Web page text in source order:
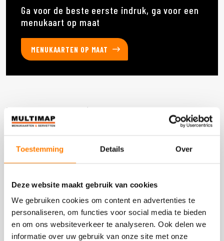
Toestemming Details Over
Deze website maakt gebruik van cookies
We gebruiken cookies om content en advertenties te
personaliseren, om functies voor social media te bieden
en om ons websiteverkeer te analyseren. Ook delen we
informatie over uw gebruik van onze site met onze
Ga voor de beste eerste indruk, ga voor een
menukaart op maat
MENUKAARTEN OP MAAT
Deze producten heb je eerder bekeken
DOOS 3000 STUKS